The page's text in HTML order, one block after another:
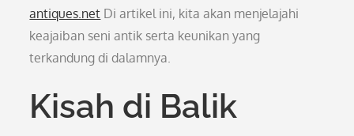
antiques.net Di artikel ini, kita akan menjelajahi
keajaiban seni antik serta keunikan yang
terkandung di dalamnya.
Kisah di Balik